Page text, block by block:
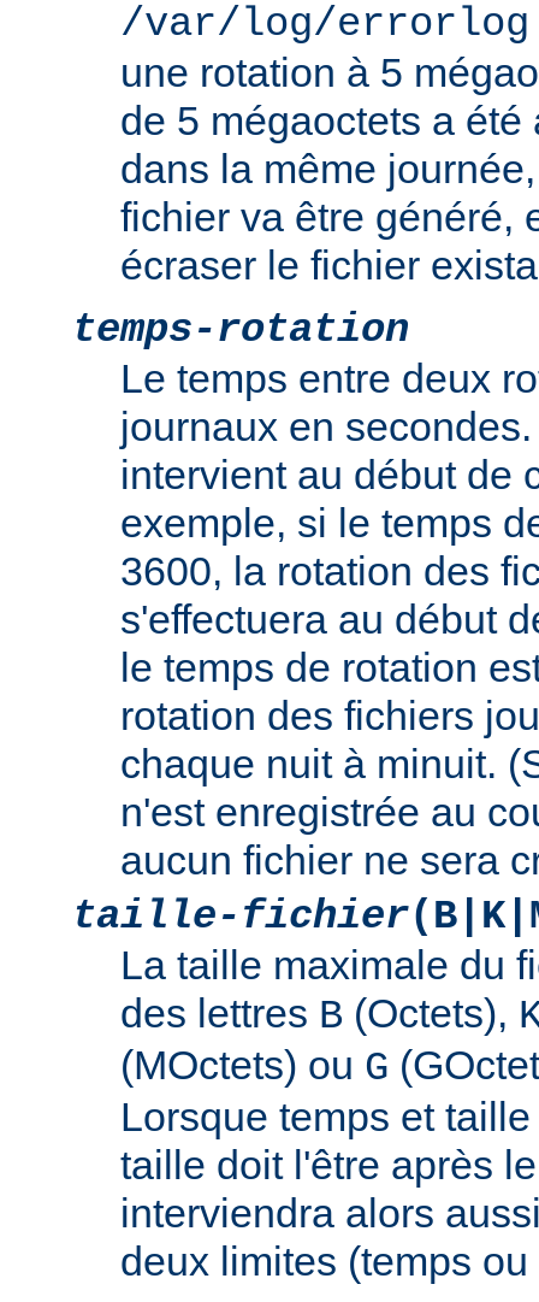
/var/log/
une rotation à 5
de 5 mégaoctets a été
dans la même
fichier va être généré,
écraser le fichier
temps-rotation
Le temps entre deux
journaux en
intervient au début de
exemple, si le temps
3600, la rotation des
s'effectuera au début
le temps de rotation
rotation des fichiers
chaque nuit à minuit.
n'est enregistrée au
aucun fichier ne sera
taille-fichier
La taille maximale du
des lettres B (Octets),
(MOctets) ou G
Lorsque temps et
taille doit l'être après
interviendra alors
deux limites (temps